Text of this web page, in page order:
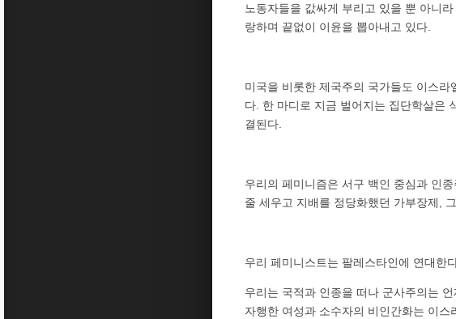
노동자들을 값싸게 부리고 있을 뿐 아니
랑하며 끝없이 이윤을 뽑아내고 있다.
미국을 비롯한 제국주의 국가들도 이스
다. 한 마디로 지금 벌어지는 집단학살은
결된다.
우리의 페미니즘은 서구 백인 중심과 인
줄 세우고 지배를 정당화했던 가부장제,
우리 페미니스트는 팔레스타인에 연대한
우리는 국적과 인종을 떠나 군사주의는
자행한 여성과 소수자의 비인간화는 이